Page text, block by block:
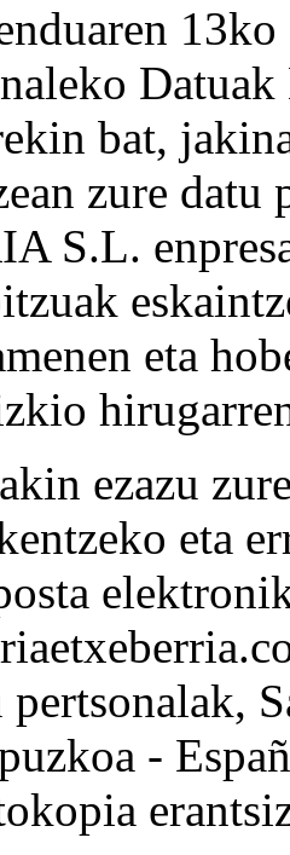
bat,
zure
S.L.
eta
ezazu
eta
pertsonalak,
-